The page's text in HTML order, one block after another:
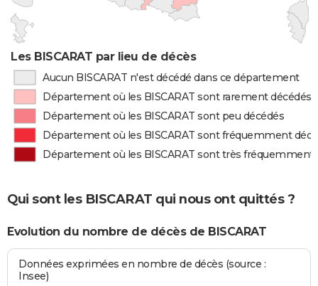
Les BISCARAT par lieu de décès
Aucun BISCARAT n'est décédé dans ce département
Département où les BISCARAT sont rarement décédés
Département où les BISCARAT sont peu décédés
Département où les BISCARAT sont fréquemment
Département où les BISCARAT sont très fréquemment
Qui sont les BISCARAT qui nous ont quittés ?
Evolution du nombre de décès de BISCARAT
Données exprimées en nombre de décès (source :
Insee)